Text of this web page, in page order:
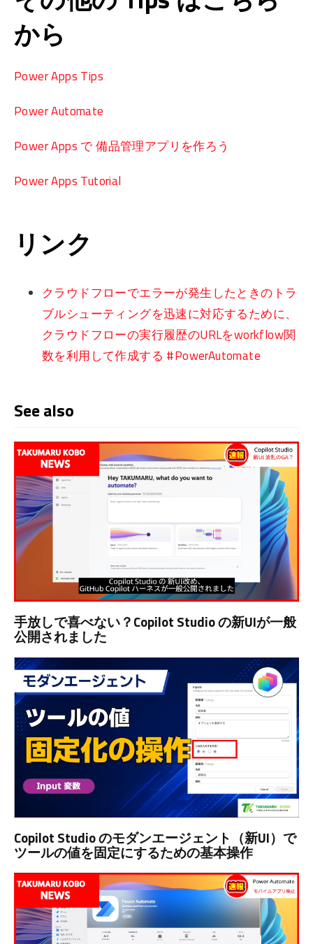
から
Power Apps Tips
Power Automate
Power Apps で 備品管理アプリを作ろう
Power Apps Tutorial
リンク
クラウドフローでエラーが発生したときのトラ
ブルシューティングを迅速に対応するために、
クラウドフローの実行履歴のURLをworkflow関
数を利用して作成する #PowerAutomate
See also
手放しで喜べない？Copilot Studio の新UIが一般
公開されました
Copilot Studio のモダンエージェント（新UI）で
ツールの値を固定にするための基本操作